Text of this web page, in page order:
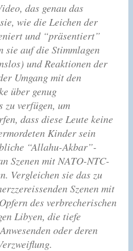
das genau das
wie die Leichen der
und “präsentiert”
sie auf die Stimmlagen
und Reaktionen der
Umgang mit den
über genug
zu verfügen, um
dass diese Leute keine
Kinder sein
“Allahu-Akbar”-
Szenen mit NATO-NTC-
Vergleichen sie das zu
Szenen mit
des verbrecherischen
Libyen, die tiefe
oder deren